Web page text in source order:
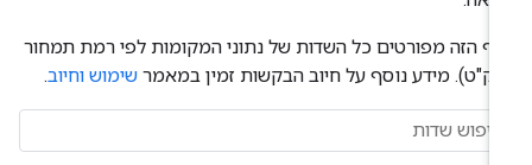
הזה מפורטים כל השדות של נתוני המקומות לפי רמת תמחור
מידע נוסף על חיוב הבקשות זמין במאמרשימוש וחיוב.